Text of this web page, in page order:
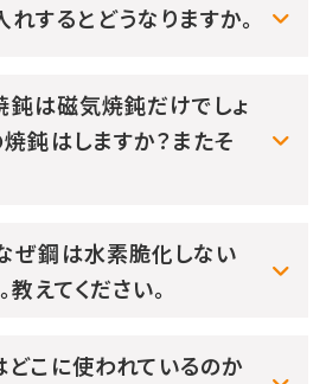
するとどうなりますか。
は磁気焼鈍だけでしょ
鈍はしますか？またそ
ぜ鋼は水素脆化しない
教えてください。
どこに使われているのか